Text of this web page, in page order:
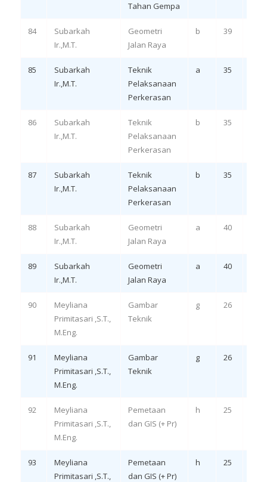
Tahan Gempa
84
Subarkah
Ir.,M.T.
Geometri
Jalan Raya
b 39
85
Subarkah
Ir.,M.T.
Teknik
Pelaksanaan
Perkerasan
a 35
86
Subarkah
Ir.,M.T.
Teknik
Pelaksanaan
Perkerasan
b 35
87
Subarkah
Ir.,M.T.
Teknik
Pelaksanaan
Perkerasan
b 35
88
Subarkah
Ir.,M.T.
Geometri
Jalan Raya
a 40
89
Subarkah
Ir.,M.T.
Geometri
Jalan Raya
a 40
90
Meyliana
Primitasari ,S.T.,
M.Eng.
Gambar
Teknik
g 26
91
Meyliana
Primitasari ,S.T.,
M.Eng.
Gambar
Teknik
g 26
92
Meyliana
Primitasari ,S.T.,
M.Eng.
Pemetaan
dan GIS (+ Pr)
h 25
93
Meyliana
Primitasari ,S.T.,
Pemetaan
dan GIS (+ Pr)
h 25